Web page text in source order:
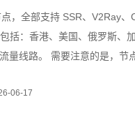
，全部支持 SSR、V2Ray
括：香港、美国、俄罗斯、
量线路。 需要注意的是，节
过以下
06-17